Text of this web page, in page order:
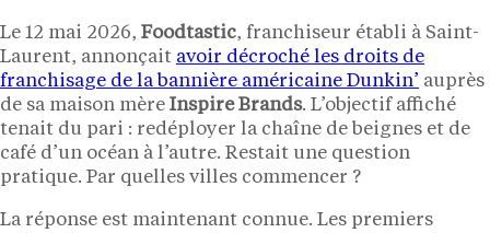
Le 12 mai 2026, Foodtastic, franchiseur établi à Saint-
Laurent, annonçait avoir décroché les droits de
franchisage de la bannière américaine Dunkin’ auprès
de sa maison mère Inspire Brands. L’objectif affiché
tenait du pari : redéployer la chaîne de beignes et de
café d’un océan à l’autre. Restait une question
pratique. Par quelles villes commencer ?
La réponse est maintenant connue. Les premiers